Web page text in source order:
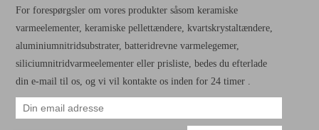
For forespørgsler om vores produkter såsom keramiske
varmeelementer, keramiske pellettændere, kvartskrystaltændere,
aluminiumnitridsubstrater, batteridrevne varmelegemer,
siliciumnitridvarmeelementer eller prisliste, bedes du efterlade
din e-mail til os, og vi vil kontakte os inden for 24 timer .